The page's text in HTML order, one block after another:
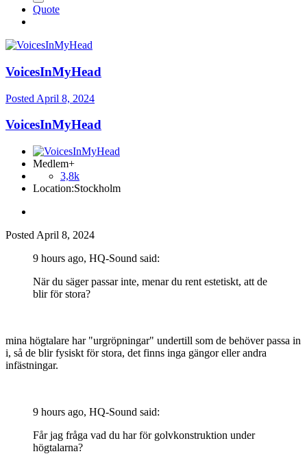
Quote
VoicesInMyH ea d
Posted April 8, 2024
VoicesInMyH ea d
Medlem+
3,8k
Location:Stockholm
Posted April 8, 2024
9 hours ago, HQ-Sound said:
När du säger passar inte, menar du rent estetiskt, att de
blir för stora?
mina högtalare har "urgröpningar" undertill som de behöver passa in
i, så de blir fysiskt för stora, det finns inga gängor eller andra
infästningar.
9 hours ago, HQ-Sound said:
Får jag fråga vad du har för golvkonstruktion under
högtalarna?